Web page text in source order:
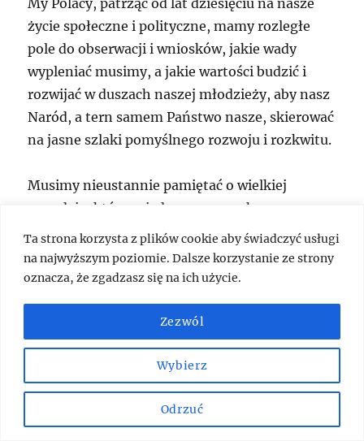
Ta strona korzysta z plików cookie aby świadczyć usługi
na najwyższym poziomie. Dalsze korzystanie ze strony
oznacza, że zgadzasz się na ich użycie.
Wybierz
Odrzuć
Zezwól
My Polacy, patrząc od lat dziesięciu na nasze
życie społeczne i polityczne, mamy rozległe
pole do obserwacji i wniosków, jakie wady
wypleniać musimy, a jakie wartości budzić i
rozwijać w duszach naszej młodzieży, aby nasz
Naród, a tern samem Państwo nasze, skierować
na jasne szlaki pomyślnego rozwoju i rozkwitu.
Musimy nieustannie pamiętać o wielkiej
prawdzie, którą w jednym ze swych
wiekopomnych dzieł wypowiedział Stanisław
Witkiewicz: „Nic nie pomoże najdoskonalsza
ustawa, najstaranniej obmyślany ustrój, jeżeli
umysłowość jednostek jest niska. Rozprawy
parlamentów, przebiegłe kombinacje
polityków, wysiłki ministrów – wszystko to w
dniu stanowczym okazuje się niczym, o ile poza
tym niema dobrych obywateli”.